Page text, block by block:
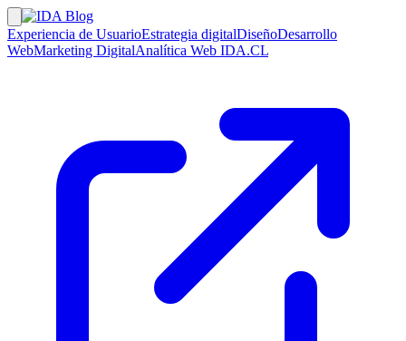
Experiencia de UsuarioEstrategia digitalDiseñoDesarrollo
WebMarketing DigitalAnalítica Web IDA.CL